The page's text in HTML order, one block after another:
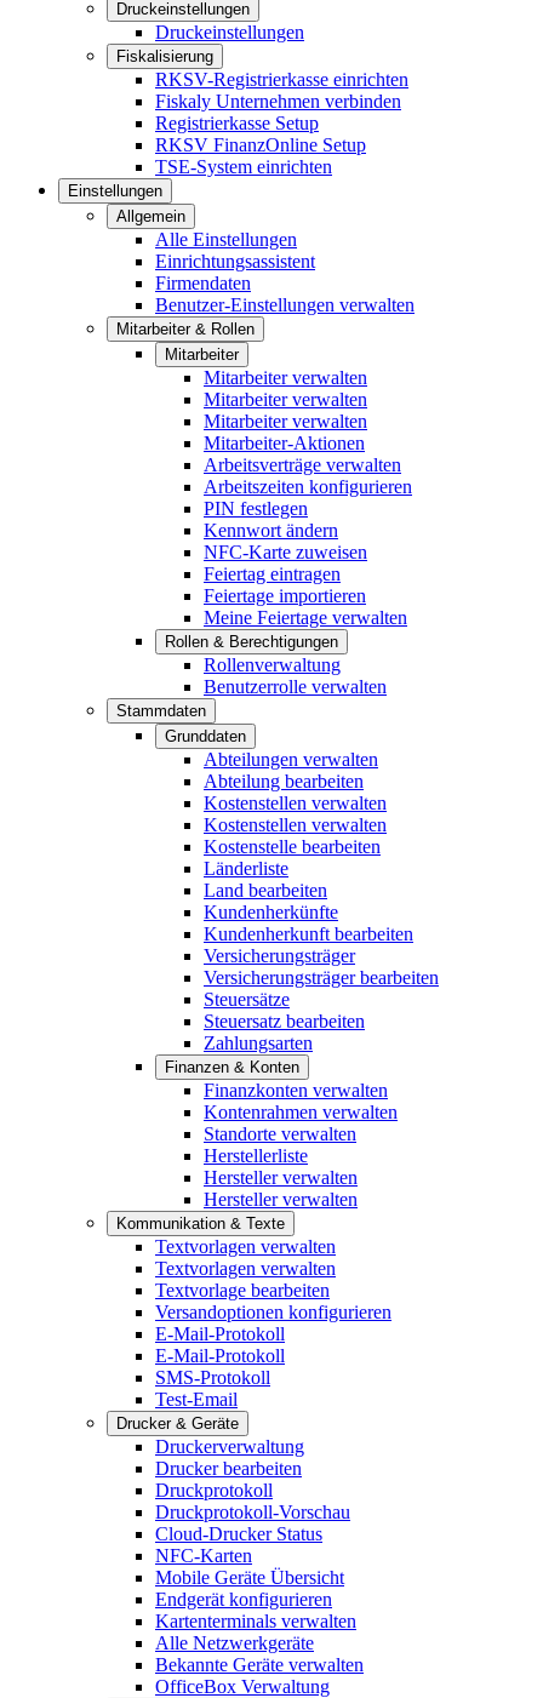
Druckeinstellungen
Druckeinstellungen
Fiskalisierung
RKSV-Registrierkasse einrichten
Fiskaly Unternehmen verbinden
Registrierkasse Setup
RKSV FinanzOnline Setup
TSE-System einrichten
Einstellungen
Allgemein
Alle Einstellungen
Einrichtungsassistent
Firmendaten
Benutzer-Einstellungen verwalten
Mitarbeiter & Rollen
Mitarbeiter
Mitarbeiter verwalten
Mitarbeiter verwalten
Mitarbeiter verwalten
Mitarbeiter-Aktionen
Arbeitsverträge verwalten
Arbeitszeiten konfigurieren
PIN festlegen
Kennwort ändern
NFC-Karte zuweisen
Feiertag eintragen
Feiertage importieren
Meine Feiertage verwalten
Rollen & Berechtigungen
Rollenverwaltung
Benutzerrolle verwalten
Stammdaten
Grunddaten
Abteilungen verwalten
Abteilung bearbeiten
Kostenstellen verwalten
Kostenstellen verwalten
Kostenstelle bearbeiten
Länderliste
Land bearbeiten
Kundenherkünfte
Kundenherkunft bearbeiten
Versicherungsträger
Versicherungsträger bearbeiten
Steuersätze
Steuersatz bearbeiten
Zahlungsarten
Finanzen & Konten
Finanzkonten verwalten
Kontenrahmen verwalten
Standorte verwalten
Herstellerliste
Hersteller verwalten
Hersteller verwalten
Kommunikation & Texte
Textvorlagen verwalten
Textvorlagen verwalten
Textvorlage bearbeiten
Versandoptionen konfigurieren
E-Mail-Protokoll
E-Mail-Protokoll
SMS-Protokoll
Test-Email
Drucker & Geräte
Druckerverwaltung
Drucker bearbeiten
Druckprotokoll
Druckprotokoll-Vorschau
Cloud-Drucker Status
NFC-Karten
Mobile Geräte Übersicht
Endgerät konfigurieren
Kartenterminals verwalten
Alle Netzwerkgeräte
Bekannte Geräte verwalten
OfficeBox Verwaltung